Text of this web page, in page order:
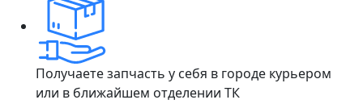
Получаете запчасть у себя в городе курьером
или в ближайшем отделении ТК